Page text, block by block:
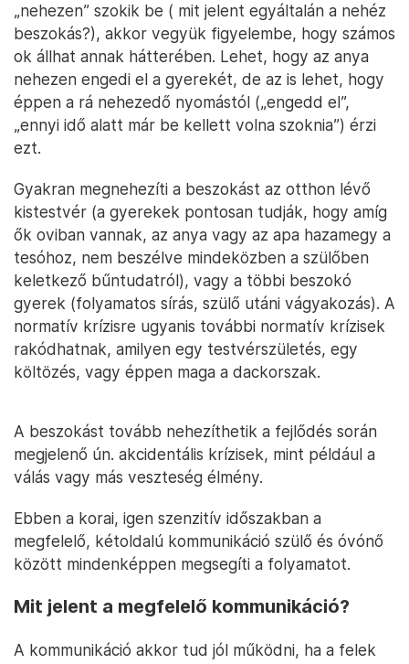
„nehezen” szokik be ( mit jelent egyáltalán a nehéz
beszokás?), akkor vegyük figyelembe, hogy számos
ok állhat annak hátterében. Lehet, hogy az anya
nehezen engedi el a gyerekét, de az is lehet, hogy
éppen a rá nehezedő nyomástól („engedd el”,
„ennyi idő alatt már be kellett volna szoknia”) érzi
ezt.
Gyakran megnehezíti a beszokást az otthon lévő
kistestvér (a gyerekek pontosan tudják, hogy amíg
ők oviban vannak, az anya vagy az apa hazamegy a
tesóhoz, nem beszélve mindeközben a szülőben
keletkező bűntudatról), vagy a többi beszokó
gyerek (folyamatos sírás, szülő utáni vágyakozás). A
normatív krízisre ugyanis további normatív krízisek
rakódhatnak, amilyen egy testvérszületés, egy
költözés, vagy éppen maga a dackorszak.
A beszokást tovább nehezíthetik a fejlődés során
megjelenő ún. akcidentális krízisek, mint például a
válás vagy más veszteség élmény.
Ebben a korai, igen szenzitív időszakban a
megfelelő, kétoldalú kommunikáció szülő és óvónő
között mindenképpen megsegíti a folyamatot.
Mit jelent a megfelelő kommunikáció?
A kommunikáció akkor tud jól működni, ha a felek